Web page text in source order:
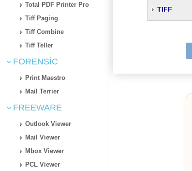
Total PDF Printer Pro
Tiff Paging
Tiff Combine
Tiff Teller
FORENSIC
Print Maestro
Mail Terrier
FREEWARE
Outlook Viewer
Mail Viewer
Mbox Viewer
PCL Viewer
TIFF